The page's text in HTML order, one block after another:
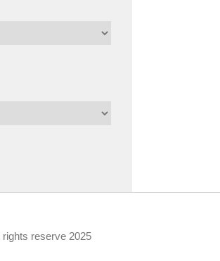
reserve 2025